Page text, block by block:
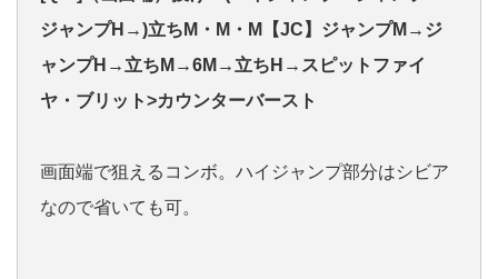
ジャンプH→)立ちM・M・M【JC】ジャンプM→ジ
ャンプH→立ちM→6M→立ちH→スピットファイ
ヤ・ブリット>カウンターバースト
画面端で狙えるコンボ。ハイジャンプ部分はシビア
なので省いても可。